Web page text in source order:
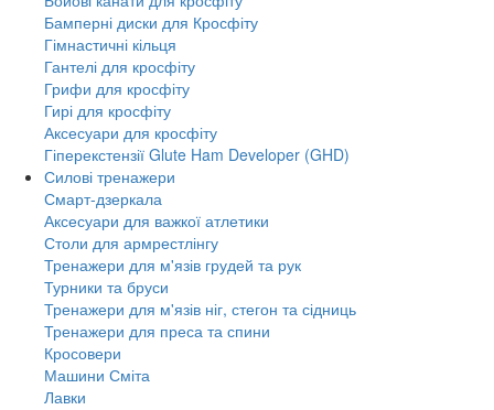
Бамперні диски для Кросфіту
Гімнастичні кільця
Гантелі для кросфіту
Грифи для кросфіту
Гирі для кросфіту
Аксесуари для кросфіту
Гіперекстензії Glute Ham Developer (GHD)
Силові тренажери
Смарт-дзеркала
Аксесуари для важкої атлетики
Столи для армрестлінгу
Тренажери для м'язів грудей та рук
Турники та бруси
Тренажери для м'язів ніг, стегон та сідниць
Тренажери для преса та спини
Кросовери
Машини Сміта
Лавки